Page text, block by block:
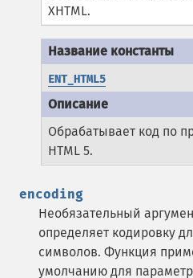
XHTML.
ENT_HTML5
Обрабатывает код по
HTML 5.
encoding
Необязательный
определяет кодировку
символов. Функция
умолчанию для